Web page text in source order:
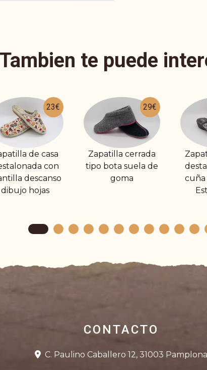
Tambien te puede
29€
cerrada
bota suela de
goma
24€
Zapatilla de casa
destalonada con
cuña con velcro.
CONTACTO
C. Paulino Caballero 12, 31003 Pamplona